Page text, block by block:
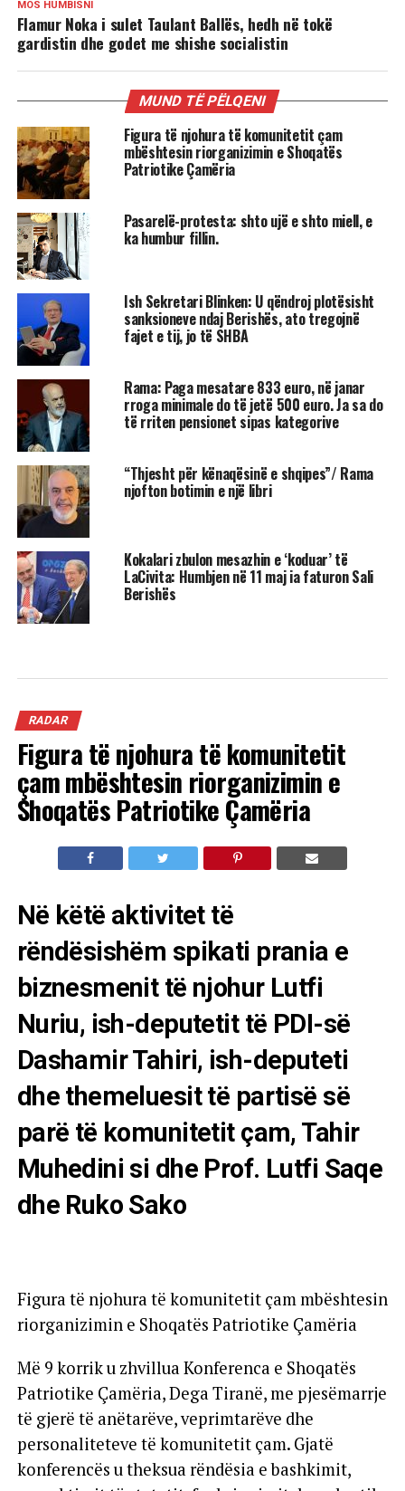
MOS HUMBISNI
Flamur Noka i sulet Taulant Ballës, hedh në tokë
gardistin dhe godet me shishe socialistin
MUND TË PËLQENI
Figura të njohura të komunitetit çam
mbështesin riorganizimin e Shoqatës
Patriotike Çamëria
Pasarelë-protesta: shto ujë e shto miell, e
ka humbur fillin.
Ish Sekretari Blinken: U qëndroj plotësisht
sanksioneve ndaj Berishës, ato tregojnë
fajet e tij, jo të SHBA
Rama: Paga mesatare 833 euro, në janar
rroga minimale do të jetë 500 euro. Ja sa do
të rriten pensionet sipas kategorive
“Thjesht për kënaqësinë e shqipes”/ Rama
njofton botimin e një libri
Kokalari zbulon mesazhin e ‘koduar’ të
LaCivita: Humbjen në 11 maj ia faturon Sali
Berishës
RADAR
Figura të njohura të komunitetit
çam mbështesin riorganizimin e
Shoqatës Patriotike Çamëria
Në këtë aktivitet të
rëndësishëm spikati prania e
biznesmenit të njohur Lutfi
Nuriu, ish-deputetit të PDI-së
Dashamir Tahiri, ish-deputeti
dhe themeluesit të partisë së
parë të komunitetit çam, Tahir
Muhedini si dhe Prof. Lutfi Saqe
dhe Ruko Sako
Figura të njohura të komunitetit çam mbështesin
riorganizimin e Shoqatës Patriotike Çamëria
Më 9 korrik u zhvillua Konferenca e Shoqatës
Patriotike Çamëria, Dega Tiranë, me pjesëmarrje
të gjerë të anëtarëve, veprimtarëve dhe
personaliteteve të komunitetit çam. Gjatë
konferencës u theksua rëndësia e bashkimit,